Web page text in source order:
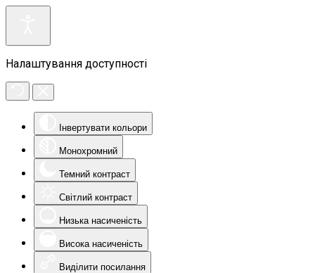
Налаштування доступності
Інвертувати кольори
Монохромний
Темний контраст
Світлий контраст
Низька насиченість
Висока насиченість
Виділити посилання